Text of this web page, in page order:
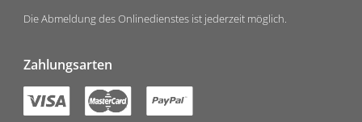
Die Abmeldung des Onlinedienstes ist jederzeit möglich.
Zahlungsarten